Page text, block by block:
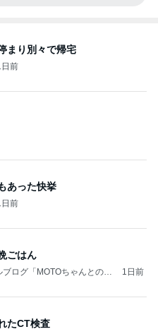
まり別々で帰宅
日前
あった快挙
日前
ごはん
ログ「MOTOちゃんとのは
1日前
たCT検査